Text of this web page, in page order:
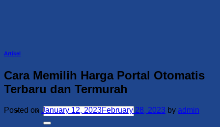
Search
for:
Artikel
Cara Memilih Harga Portal Otomatis
Terbaru dan Termurah
Posted on January 12, 2023February 28, 2023 by admin